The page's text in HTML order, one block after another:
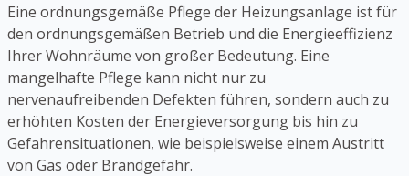
Eine ordnungsgemäße Pflege der Heizungsanlage ist für
den ordnungsgemäßen Betrieb und die Energieeffizienz
Ihrer Wohnräume von großer Bedeutung. Eine
mangelhafte Pflege kann nicht nur zu
nervenaufreibenden Defekten führen, sondern auch zu
erhöhten Kosten der Energieversorgung bis hin zu
Gefahrensituationen, wie beispielsweise einem Austritt
von Gas oder Brandgefahr.